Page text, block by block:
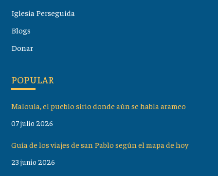
Iglesia Perseguida
Blogs
Donar
POPULAR
Maloula, el pueblo sirio donde aún se habla arameo
07 julio 2026
Guía de los viajes de san Pablo según el mapa de hoy
23 junio 2026